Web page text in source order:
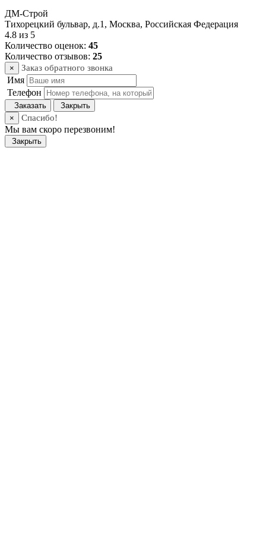
ДМ-Строй
Тихорецкий бульвар, д.1 , Москва, Российская Федерация
4.8 из 5
Количество оценок: 45
Количество отзывов: 25
× Заказ обратного звонка
Имя
Телефон
Заказать
Закрыть
×
Спасибо!
Мы вам скоро перезвоним!
Закрыть